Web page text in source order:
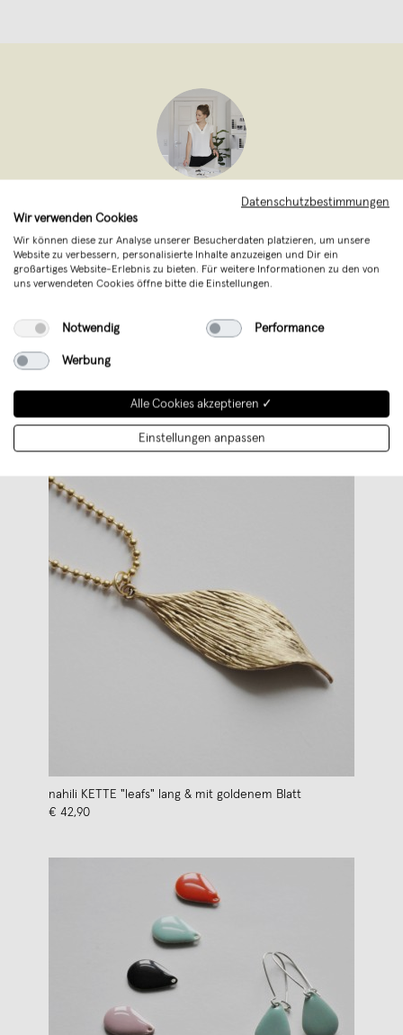
Dresden
verkauft seit April 2013
studio na.hili - das Label aus
Berlin/Dresden bietet grafische und
photografische Poster, Postkarten,
Schmuck & Dinge, die das Leben noch
schöner machen. Handmade in Germany!
nahili KETTE "leafs" lang & mit goldenem Blatt
€ 42,90
Datenschutzbestimmungen
Wir verwenden Cookies
Wir können diese zur Analyse unserer Besucherdaten platzieren, um unsere
Website zu verbessern, personalisierte Inhalte anzuzeigen und Dir ein
großartiges Website-Erlebnis zu bieten. Für weitere Informationen zu den von
uns verwendeten Cookies öffne bitte die Einstellungen.
Notwendig Performance
Werbung
Alle Cookies akzeptieren ✓
Einstellungen anpassen